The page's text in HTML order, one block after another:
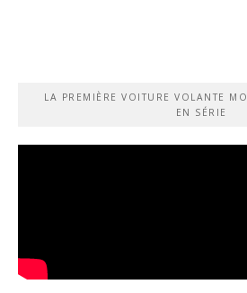
LA PREMIÈRE VOITURE VOLANTE
EN SÉRIE